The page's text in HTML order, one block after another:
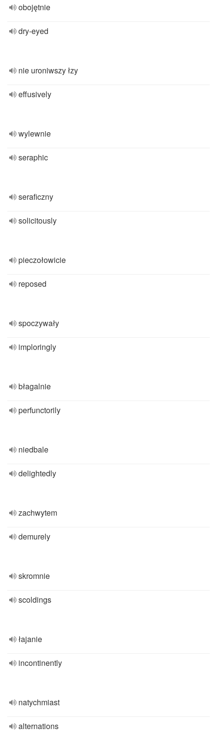
obojętnie
dry-eyed
nie uroniwszy łzy
effusively
wylewnie
seraphic
seraficzny
solicitously
pieczołowicie
reposed
spoczywały
imploringly
błagalnie
perfunctorily
niedbale
delightedly
zachwytem
demurely
skromnie
scoldings
łajanie
incontinently
natychmiast
alternations